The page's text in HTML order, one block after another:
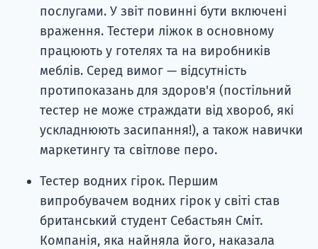
послугами. У звіт повинні бути включені
враження. Тестери ліжок в основному
працюють у готелях та на виробників
меблів. Серед вимог — відсутність
протипоказань для здоров'я (постільний
тестер не може страждати від хвороб, які
ускладнюють засипання!), а також навички
маркетингу та світлове перо.
Тестер водних гірок. Першим
випробувачем водних гірок у світі став
британський студент Себастьян Сміт.
Компанія, яка найняла його, наказала